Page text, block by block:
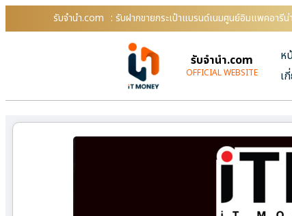
รับจํานํา.com : รับฝากขายกระเป๋าแบรนด์เนมศูนย์อิมแพคอารี
รับจํานํา.com
OFFICIAL WEBSITE
ห
เ